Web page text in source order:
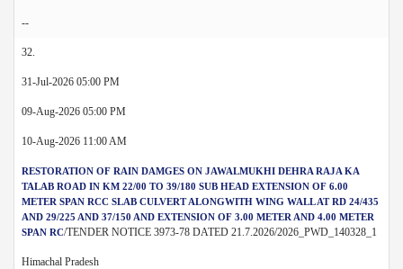
--
32.
31-Jul-2026 05:00 PM
09-Aug-2026 05:00 PM
10-Aug-2026 11:00 AM
RESTORATION OF RAIN DAMGES ON JAWALMUKHI DEHRA RAJA KA
TALAB ROAD IN KM 22/00 TO 39/180 SUB HEAD EXTENSION OF 6.00
METER SPAN RCC SLAB CULVERT ALONGWITH WING WALL AT RD 24/435
AND 29/225 AND 37/150 AND EXTENSION OF 3.00 METER AND 4.00 METER
SPAN RC/TENDER NOTICE 3973-78 DATED 21.7.2026/2026_PWD_140328_1
Himachal Pradesh